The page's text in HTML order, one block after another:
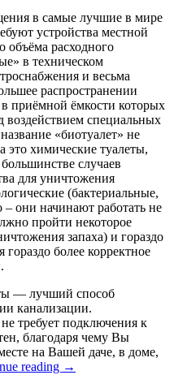
в самые лучшие в мире
устройства местной
объёма расходного
в техническом
и весьма
распространении
приёмной ёмкости которых
воздействием специальных
«биотуалет» не
это химические туалеты,
случаев
для уничтожения
(бактериальные,
они начинают работать не
пройти некоторое
запаха) и гораздо
гораздо более корректное
— лучший способ
канализации.
требует подключения к
благодаря чему Вы
на Вашей даче, в доме,
reading →